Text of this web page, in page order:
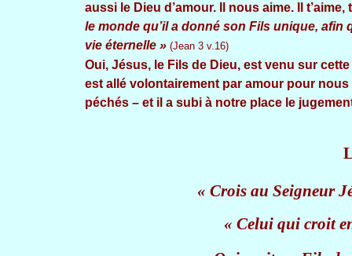
aussi le Dieu d’amour. Il nous aime. Il
le monde qu’il a donné son Fils unique, afin
vie éternelle » (Jean 3 v.16)
Oui, Jésus, le Fils de Dieu, est venu sur
est allé volontairement par amour pour
péchés – et il a subi à notre place le
« Crois au Seigneur
« Celui qui croit